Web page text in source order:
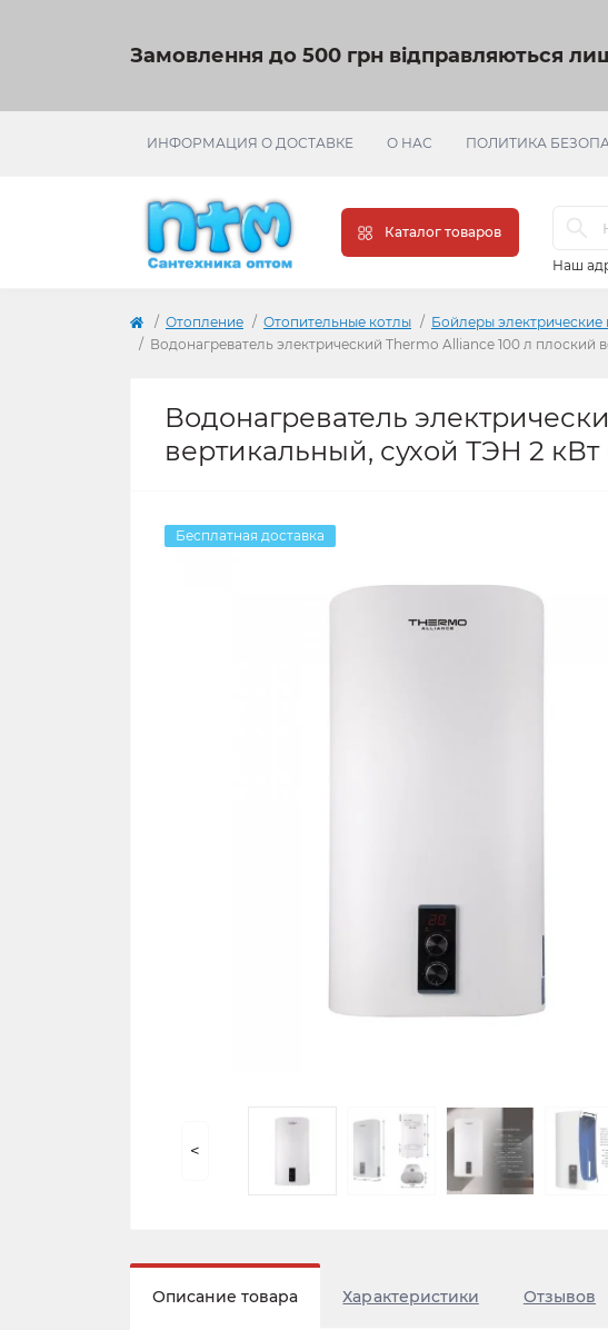
Замовлення до 500 грн відправляються
ИНФОРМАЦИЯ О ДОСТАВКЕ О НАС ПОЛИТИКА
Каталог товаров
Наш
Отопление Отопительные котлы
Бойлеры электрические
Водонагреватель электрический Thermo Alliance 100 л плоский
Водонагреватель
вертикальный, сухой ТЭН 2 кВт
Бесплатная доставка
<
Описание товара Характеристики Отзывов